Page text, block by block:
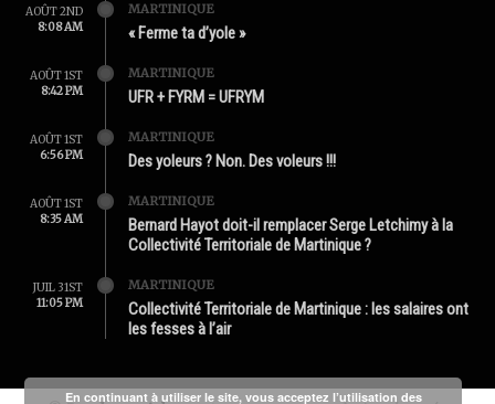
AOÛT 2ND
8:08 AM
MARTINIQUE
« Ferme ta d’yole »
AOÛT 1ST
8:42 PM
MARTINIQUE
UFR + FYRM = UFRYM
AOÛT 1ST
6:56 PM
MARTINIQUE
Des yoleurs ? Non. Des voleurs !!!
AOÛT 1ST
8:35 AM
MARTINIQUE
Bernard Hayot doit-il remplacer Serge Letchimy à la
Collectivité Territoriale de Martinique ?
JUIL 31ST
11:05 PM
MARTINIQUE
Collectivité Territoriale de Martinique : les salaires ont
les fesses à l’air
En continuant à utiliser le site, vous acceptez l’utilisation des